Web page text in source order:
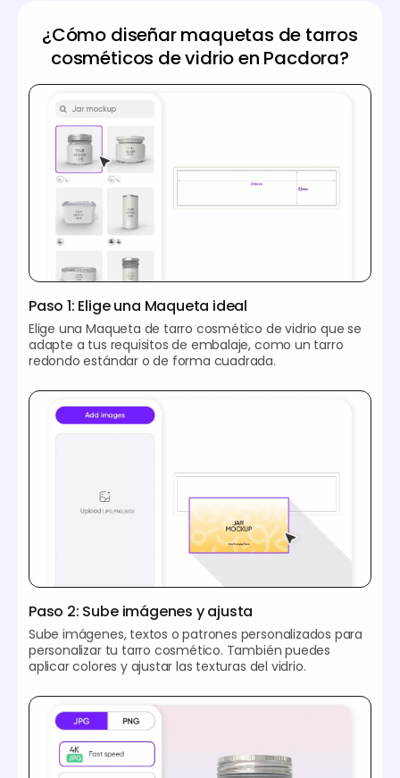
¿Cómo diseñar maquetas de tarros
cosméticos de vidrio en Pacdora?
Paso 1: Elige una Maqueta ideal
Elige una Maqueta de tarro cosmético de vidrio que se
adapte a tus requisitos de embalaje, como un tarro
redondo estándar o de forma cuadrada.
Paso 2: Sube imágenes y ajusta
Sube imágenes, textos o patrones personalizados para
personalizar tu tarro cosmético. También puedes
aplicar colores y ajustar las texturas del vidrio.